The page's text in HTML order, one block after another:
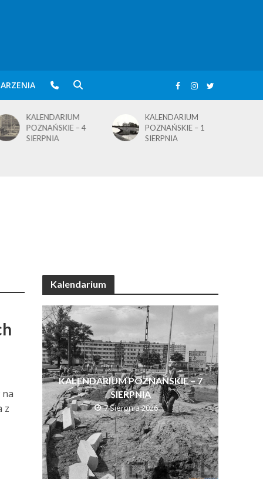
KALENDARIUM
POZNAŃSKIE – 4
SIERPNIA
KALENDARIUM
POZNAŃSKIE – 1
SIERPNIA
z
Kalendarium
KALENDARIUM POZNAŃSKIE – 7
SIERPNIA
7 Sierpnia 2026